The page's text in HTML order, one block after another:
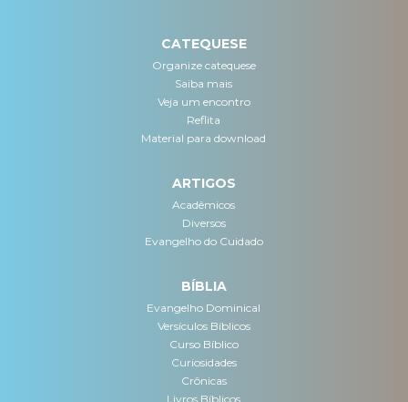
CATEQUESE
Organize catequese
Saiba mais
Veja um encontro
Reflita
Material para download
ARTIGOS
Acadêmicos
Diversos
Evangelho do Cuidado
BÍBLIA
Evangelho Dominical
Versículos Bíblicos
Curso Bíblico
Curiosidades
Crônicas
Livros Bíblicos